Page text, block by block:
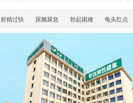
性功能障碍
射精过快 尿频尿急 勃起困难 龟头红点